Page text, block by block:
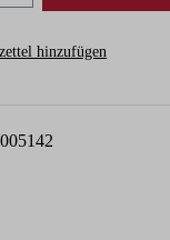
hinzufügen